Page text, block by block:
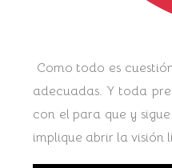
Como todo es
adecuadas. Y toda
con el para que y
implique abrir la visión